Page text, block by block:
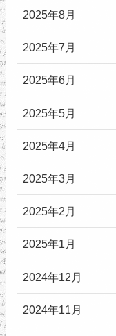
2025年8月
2025年7月
2025年6月
2025年5月
2025年4月
2025年3月
2025年2月
2025年1月
2024年12月
2024年11月